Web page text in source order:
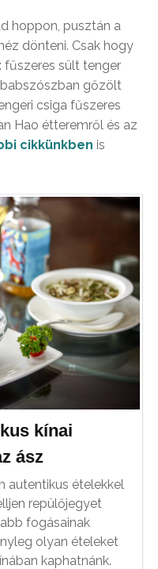
hoppon, pusztán a
dönteni. Csak hogy
fűszeres sült tenger
gőzölt
csiga fűszeres
Hao étteremről és az
cikkünkben is
kínai
ász
autentikus ételekkel
repülőjegyet
fogásainak
olyan ételeket
kaphatnánk.